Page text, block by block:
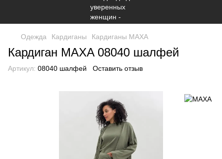
Одежда Кардиганы Кардиганы МАХА
Кардиган MAXA 08040 шалфей
Артикул: 08040 шалфей Оставить отзыв